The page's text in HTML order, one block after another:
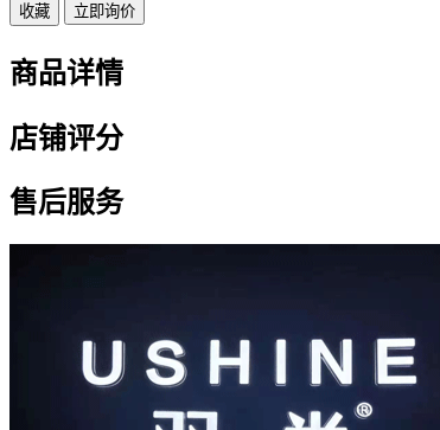
收藏 立即询价
商品详情
店铺评分
售后服务